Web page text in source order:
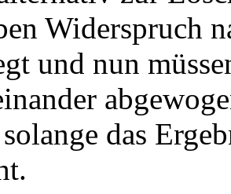
Widerspruch
und nun
das